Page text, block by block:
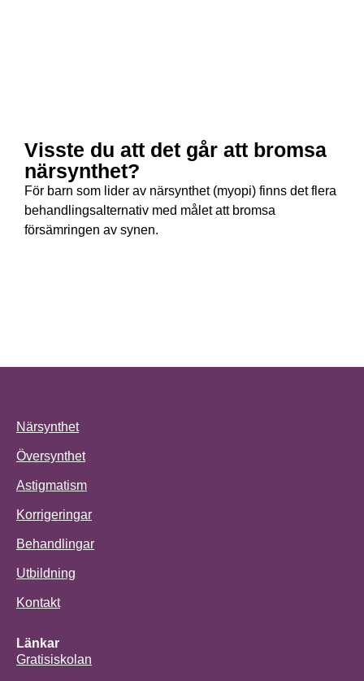
Visste du att det går att bromsa
närsynthet?
För barn som lider av närsynthet (myopi) finns det flera
behandlingsalternativ med målet att bromsa
försämringen av synen.
Närsynthet
Översynthet
Astigmatism
Korrigeringar
Behandlingar
Utbildning
Kontakt
Länkar
Gratisiskolan